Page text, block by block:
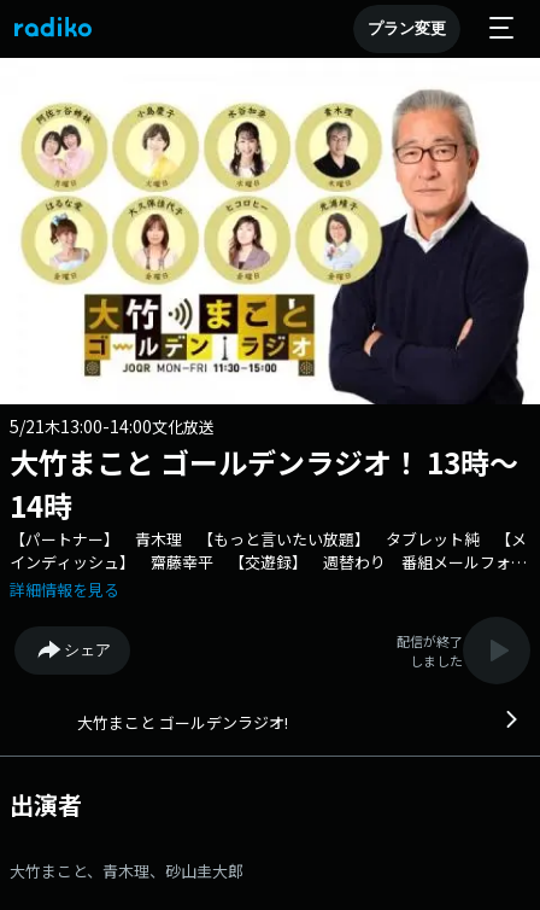
プラン変更
5/21木13:00-14:00文化放送
大竹まこと ゴールデンラジオ！ 13時～
14時
【パートナー】 青木理 【もっと言いたい放題】 タブレット純 【メ
インディッシュ】 齋藤幸平 【交遊録】 週替わり 番組メールフォー
ム： https://form.run/@golden X（旧Twitter）ページは
「https://www.facebook.com/1134golden/」 “面白い”けれど”真
剣に”、”くだらない”けれど”正直に”。 価値観の急激な変化が迫られて
いる今。 様々な歪みが生じ、いろいろな事件、難解な問題が日々起こっ
化、・・・、細部では、コミュニケーションから生じる様々な事件、コン
考え、行動する事です。 「大竹まことゴールデンラジオ！」は、”大竹
まこと同世代”を中心に、全世代の男女に向けてお送りします。 厳しい
と、素敵に生きることを提案、日々変化するニュースを扱いながら、エン
タテインメントの心を忘れずに、”筋”の通った本気の発言をしてゆきま
詳細情報を見る
シェア
配信が終了
しました
大竹まこと ゴールデンラジオ!
出演者
大竹まこと、青木理、砂山圭大郎